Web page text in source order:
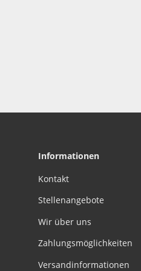
Informationen
Kontakt
Stellenangebote
Wir über uns
Zahlungsmöglichkeiten
Versandinformationen